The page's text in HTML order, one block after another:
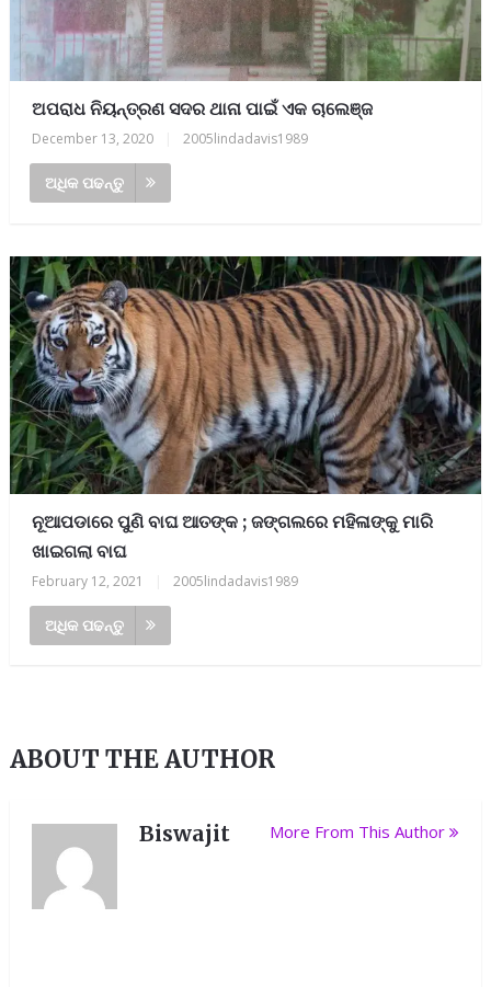
ଅପରାଧ ନିୟନ୍ତ୍ରଣ ସଦର ଥାନା ପାଇଁ ଏକ ଚାଲେଞ୍ଜ
December 13, 2020 2005lindadavis1989
ଅଧିକ ପଢନ୍ତୁ
ନୂଆପଡାରେ ପୁଣି ବାଘ ଆତଙ୍କ ; ଜଙ୍ଗଲରେ ମହିଳାଙ୍କୁ ମାରି
ଖାଇଗଲା ବାଘ
February 12, 2021 2005lindadavis1989
ଅଧିକ ପଢନ୍ତୁ
ABOUT THE AUTHOR
Biswajit More From This Author